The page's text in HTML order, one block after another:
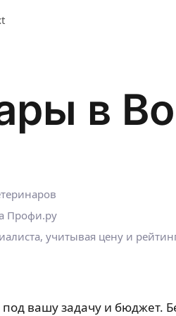
в
Профи.ру
учитывая цену и
вашу задачу и бюджет.